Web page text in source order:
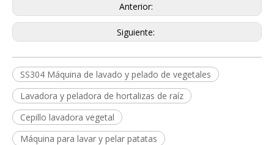
Anterior:
Siguiente:
SS304 Máquina de lavado y pelado de vegetales
Lavadora y peladora de hortalizas de raíz
Cepillo lavadora vegetal
Máquina para lavar y pelar patatas